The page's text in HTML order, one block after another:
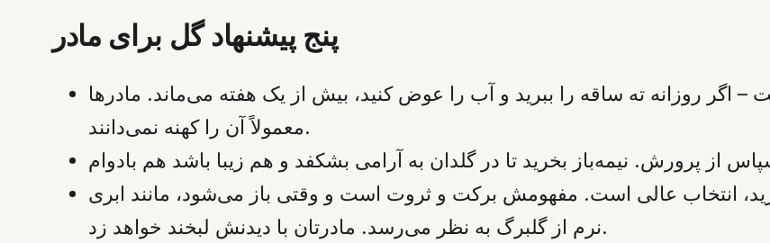
پنج پیشنهاد گل برای مادر
اگر روزانه ته ساقه را ببرید و آب را عوض کنید، بیش از یک هفته می‌ماند. مادرها
معمولاً آن را کهنه نمی‌دانند.
انتخاب عالی است. مفهومش برکت و ثروت است و وقتی باز می‌شود، مانند ابری
نرم از گلبرگ به نظر می‌رسد. مادرتان با دیدنش لبخند خواهد زد.